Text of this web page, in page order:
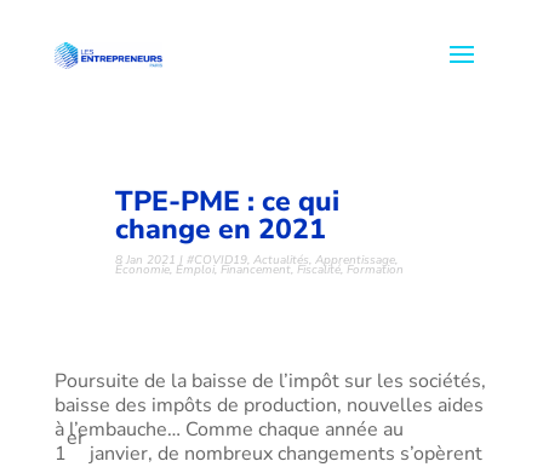
TPE-PME : ce qui
change en 2021
8 Jan 2021 | #COVID19,Actualités,Apprentissage,
Économie,Emploi,Financement,Fiscalité,Formation
Poursuite de la baisse de l’impôt sur les sociétés,
baisse des impôts de production, nouvelles aides
à l’embauche… Comme chaque année au
1
er
janvier, de nombreux changements s’opèrent